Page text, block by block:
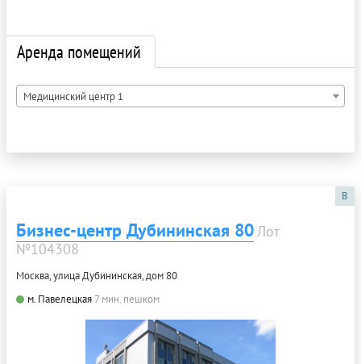
Аренда помещений
Медицинский центр 1
B
Бизнес-центр Дубининская 80Лот
№104308
Москва, улица Дубининская, дом 80
м. Павелецкая 7 мин. пешком